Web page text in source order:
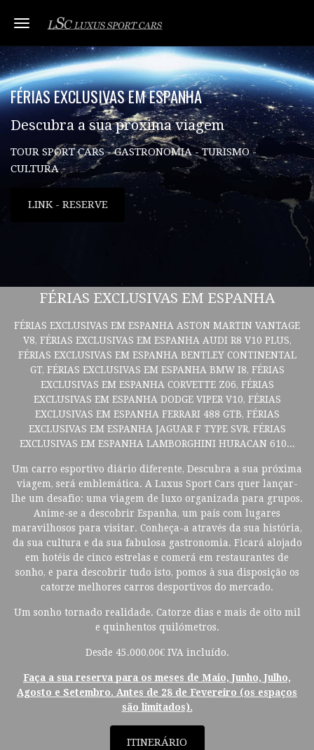
Toggle navigation
FÉRIAS EXCLUSIVAS EM ESPANHA
Descubra a sua próxima viagem
TOUR SPORT CARS - GASTRONOMIA - TURISMO -
CULTURA
LINK - RESERVE
FÉRIAS EXCLUSIVAS EM ESPANHA
FÉRIAS EXCLUSIVAS EM ESPANHA ASTON MARTIN VANTAGE
V8, FÉRIAS EXCLUSIVAS EM ESPANHA AUDI R8 V10 PLUS,
FÉRIAS EXCLUSIVAS EM ESPANHA BENTLEY CONTINENTAL
GT, FÉRIAS EXCLUSIVAS EM ESPANHA BMW I8, FÉRIAS
EXCLUSIVAS EM ESPANHA CORVETTE Z06, FÉRIAS
EXCLUSIVAS EM ESPANHA DODGE VIPER V10, FÉRIAS
EXCLUSIVAS EM ESPANHA FERRARI 488 GTB, FÉRIAS
EXCLUSIVAS EM ESPANHA JAGUAR F TYPE SVR, FÉRIAS
EXCLUSIVAS EM ESPANHA LAMBORGHINI HURACAN 610...
Um carro esportivo diário diferente, Descubra a sua próxima
viagem, será emblemática. A Luxus Sport Cars quer lançar-
lhe um desafio: uma viagem de luxo organizada para grupos.
Anime-se a descobrir Espanha, um país com lugares
maravilhosos para visitar. Conheça-a através da sua história,
da sua cultura e da sua fabulosa gastronomia. Ficará alojado
em hotéis de cinco estrelas e comerá em restaurantes de
sonho, e para descobrir tudo isto, pomos à sua disposição os
catorze melhores carros desportivos do mercado.
Um sonho tornado realidade. Catorze dias e mais de oito mil
e quinhentos quilómetros.
Desde 45.000,00€ IVA incluído.
Faça a sua reserva para os meses de Maio, Junho, Julho,
Agosto e Setembro. Antes de 28 de Fevereiro (os espaços
são limitados).
ITINERÁRIO